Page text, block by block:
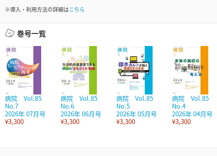
※導入・利用方法の詳細はこちら
巻号一覧
病院 Vol.85
No.7
2026年 07月号
¥3,300
病院 Vol.85
No.6
2026年 06月号
¥3,300
病院 Vol.85
No.5
2026年 05月号
¥3,300
病院 Vol.85
No.4
2026年 04月号
¥3,300